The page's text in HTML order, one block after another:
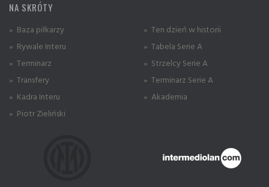
NA SKRÓTY
» Baza piłkarzy
» Rywale Interu
» Terminarz
» Transfery
» Kadra Interu
» Piotr Zieliński
» Ten dzień w historii
» Tabela Serie A
» Strzelcy Serie A
» Terminarz Serie A
» Akademia